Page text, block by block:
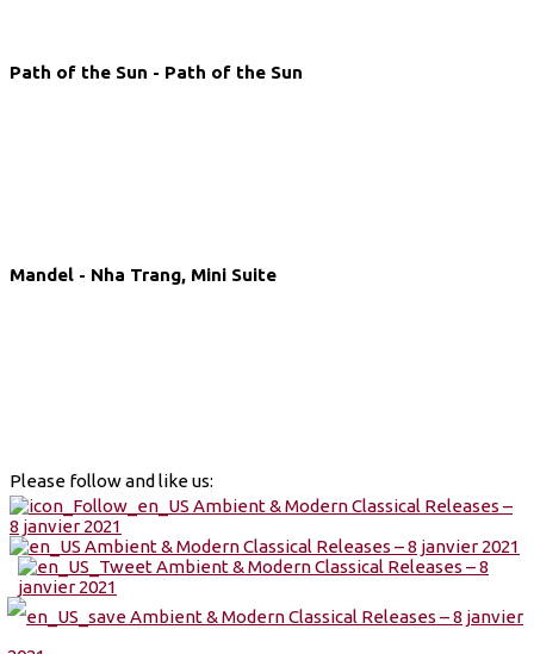
Path of the Sun - Path of the Sun
Mandel - Nha Trang, Mini Suite
Please follow and like us: